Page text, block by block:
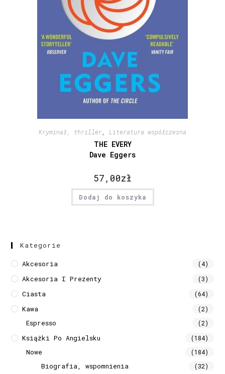
Kryminał, thriller, Literatura współczesna
THE EVERY
Dave Eggers
57,00zł
Dodaj do koszyka
Kategorie
Akcesoria (4)
Akcesoria I Prezenty (3)
Ciasta (64)
Kawa (2)
Espresso (2)
Książki Po Angielsku (184)
Nowe (184)
Biografia, wspomnienia (32)